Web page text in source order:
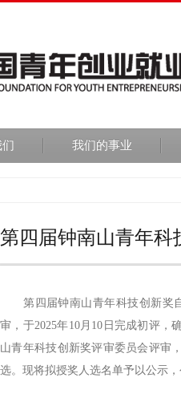
我们的事业
第四届钟南山青年科
第四届钟南山青年科技创新奖自
审，于2025年10月10日完成初评，
山青年科技创新奖评审委员会评审
选。现将拟授奖人选名单予以公示，